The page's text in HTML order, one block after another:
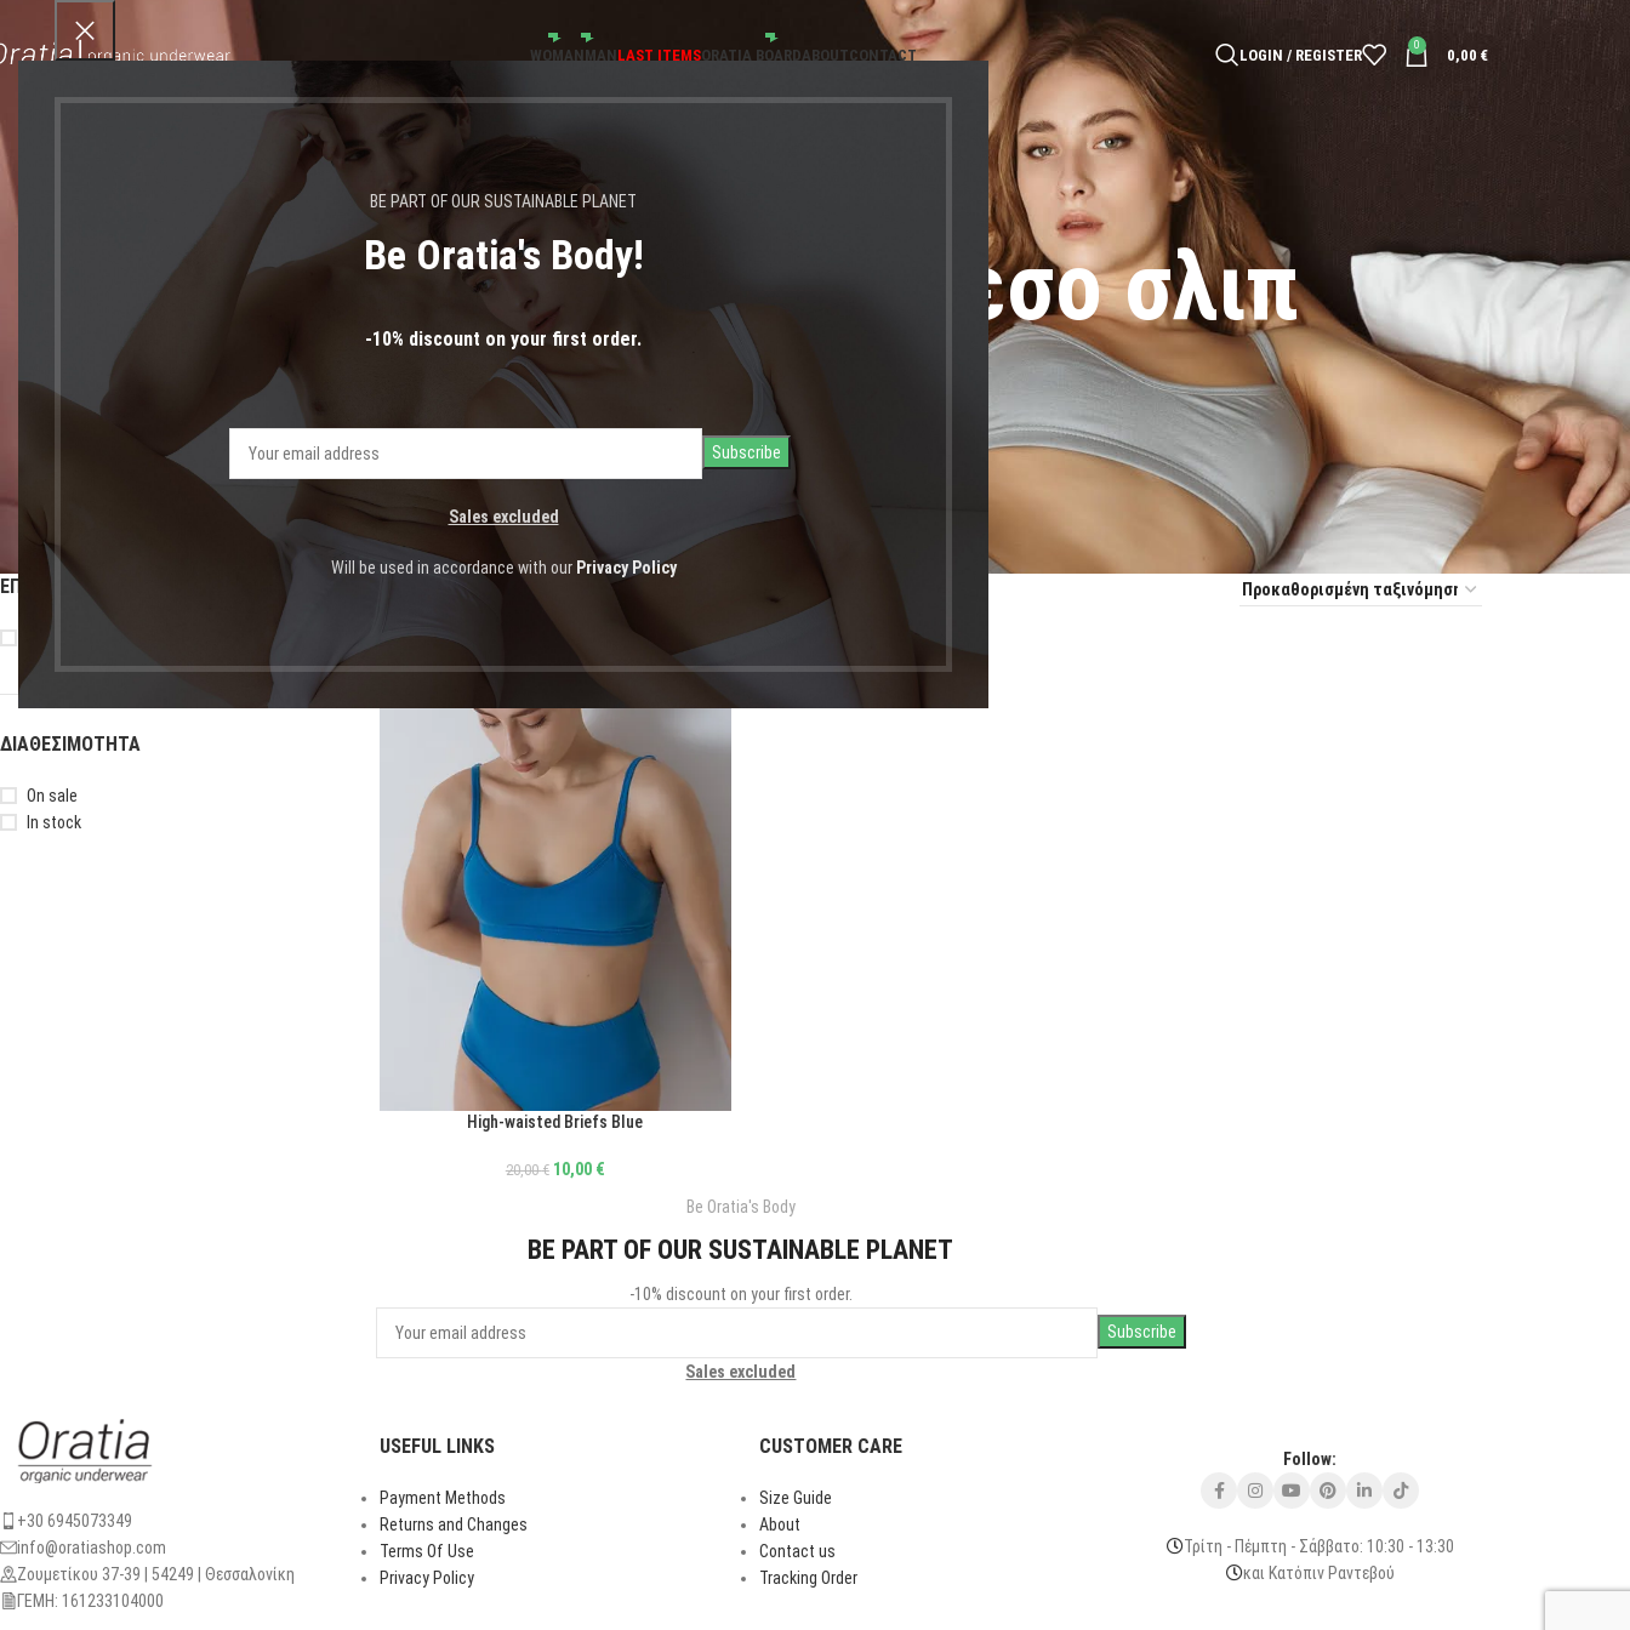
BE PART OF OUR SUSTAINABLE PLANET
Be Oratia's Body!
-10% discount on your first order.
Sales excluded
Will be used in accordance with our Privacy Policy
WOMANMANLAST ITEMSORATIA BOARDABOUTCONTACT LOGIN / REGISTER
0
0,00 €
βαμβακερό ψηλόμεσο σλιπ
ΕΠΙΛΟΓΉ ΜΕΓΈΘΟΥΣ
XS/S
ΔΙΑΘΕΣΙΜΌΤΗΤΑ
On sale
In stock
Προϊόντα με ετικέτα “βαμβακερό ψηλόμεσο σλιπ”
-50%
High-waisted Briefs Blue
20,00€ 10,00 €
Be Oratia's Body
BE PART OF OUR SUSTAINABLE PLANET
-10% discount on your first order.
Sales excluded
+30 6945073349
info@oratiashop.com
Ζουμετίκου 37-39 | 54249 | Θεσσαλονίκη
ΓΕΜΗ: 161233104000
USEFUL LINKS
Payment Methods
Returns and Changes
Terms Of Use
Privacy Policy
CUSTOMER CARE
Size Guide
About
Contact us
Tracking Order
Follow:
Τρίτη - Πέμπτη - Σάββατο: 10:30 - 13:30
και Κατόπιν Ραντεβού